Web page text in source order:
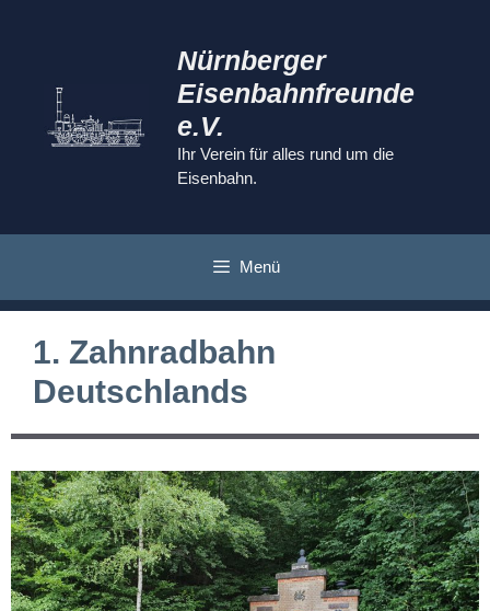
Nürnberger
Eisenbahnfreunde
e.V.
Ihr Verein für alles rund um die
Eisenbahn.
Menü
1. Zahnradbahn
Deutschlands